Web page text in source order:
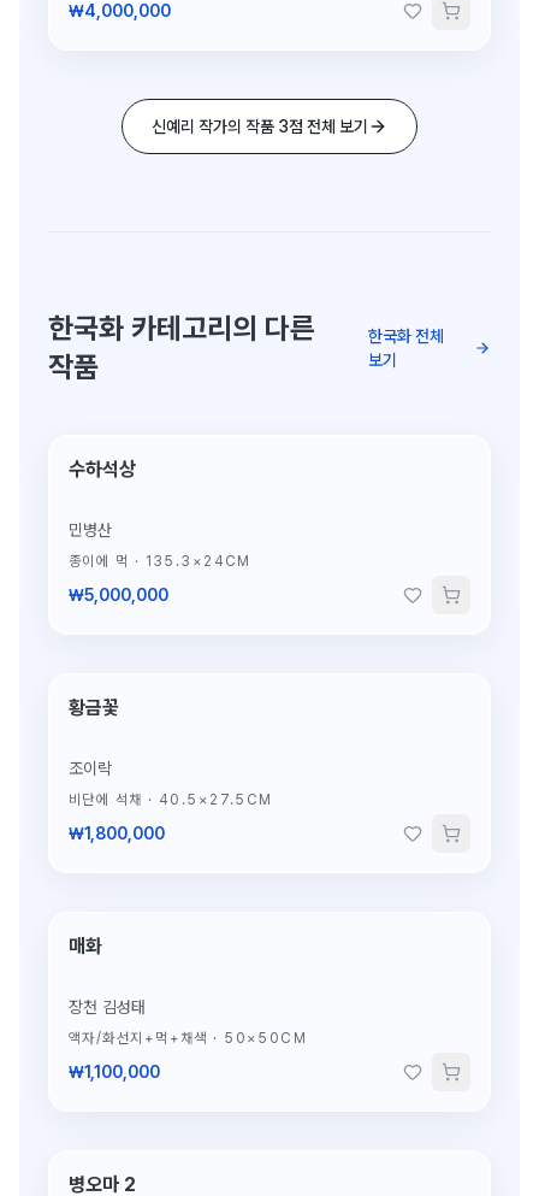
₩4,000,000
신예리 작가의 작품 3점 전체 보기
한국화 카테고리의 다른
작품
한국화 전체
보기
단 1점뿐인 원작
수하석상
민병산
종이에 먹 · 135.3×24CM
₩5,000,000
단 1점뿐인 원작
황금꽃
조이락
비단에 석채 · 40.5×27.5CM
₩1,800,000
단 1점뿐인 원작
매화
장천 김성태
액자/화선지+먹+채색 · 50×50CM
₩1,100,000
단 1점뿐인 원작
병오마 2